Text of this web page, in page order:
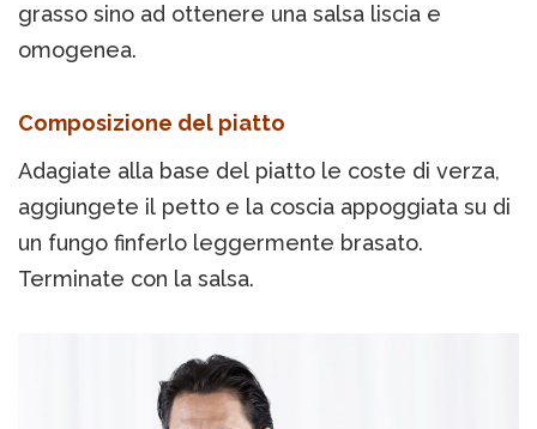
grasso sino ad ottenere una salsa liscia e
omogenea.
Composizione del piatto
Adagiate alla base del piatto le coste di verza,
aggiungete il petto e la coscia appoggiata su di
un fungo finferlo leggermente brasato.
Terminate con la salsa.